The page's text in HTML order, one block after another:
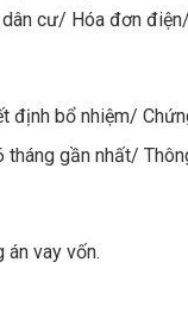
cư/ Hóa đơn
định bổ nhiệm/
gần nhất/
án vay vốn.